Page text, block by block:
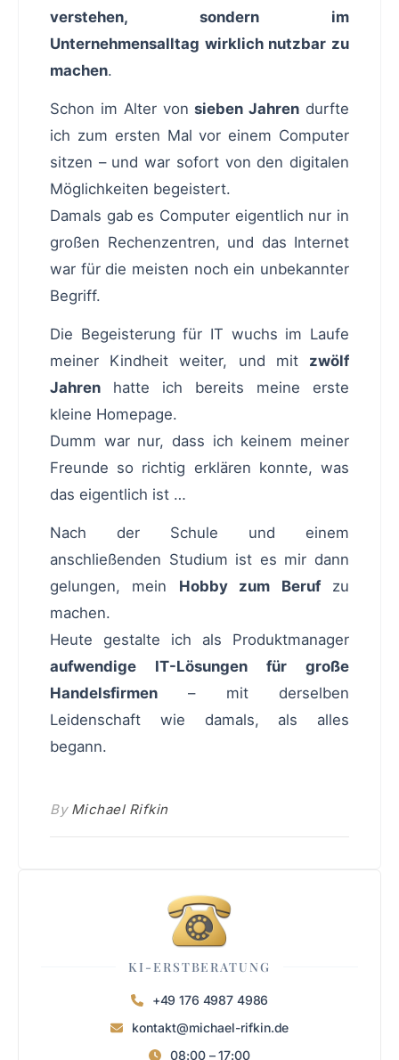
verstehen, sondern im
Unternehmensalltag wirklich nutzbar zu
machen.
Schon im Alter vonsieben Jahren durfte
ich zum ersten Mal vor einem Computer
sitzen – und war sofort von den digitalen
Möglichkeiten begeistert.
Damals gab es Computer eigentlich nur in
großen Rechenzentren, und das Internet
war für die meisten noch ein unbekannter
Begriff.
Die Begeisterung für IT wuchs im Laufe
meiner Kindheit weiter, und mit zwölf
Jahren hatte ich bereits meine erste
kleine Homepage.
Dumm war nur, dass ich keinem meiner
Freunde so richtig erklären konnte, was
das eigentlich ist …
Nach der Schule und einem
anschließenden Studium ist es mir dann
gelungen, mein Hobby zum Berufzu
machen.
Heute gestalte ich als Produktmanager
aufwendige IT-Lösungen für große
Handelsfirmen – mit derselben
Leidenschaft wie damals, als alles
begann.
By Michael Rifkin
KI-ERSTBERATUNG
+49 176 4987 4986
kontakt@michael-rifkin.de
08:00 – 17:00